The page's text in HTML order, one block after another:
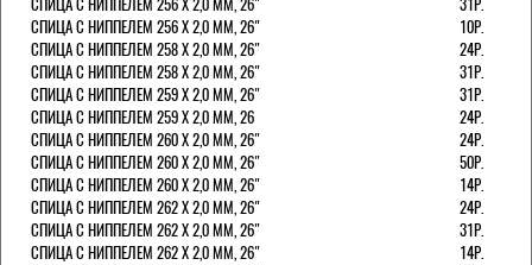
СПИЦА С НИППЕЛЕМ 256 Х 2,0 ММ, 26"
10Р.
СПИЦА С НИППЕЛЕМ 258 Х 2,0 ММ, 26"
24Р.
СПИЦА С НИППЕЛЕМ 258 Х 2,0 ММ, 26"
31Р.
СПИЦА С НИППЕЛЕМ 259 Х 2,0 ММ, 26"
31Р.
СПИЦА С НИППЕЛЕМ 259 Х 2,0 ММ, 26
24Р.
СПИЦА С НИППЕЛЕМ 260 Х 2,0 ММ, 26"
24Р.
СПИЦА С НИППЕЛЕМ 260 Х 2,0 ММ, 26"
50Р.
СПИЦА С НИППЕЛЕМ 260 Х 2,0 ММ, 26"
14Р.
СПИЦА С НИППЕЛЕМ 262 Х 2,0 ММ, 26"
24Р.
СПИЦА С НИППЕЛЕМ 262 Х 2,0 ММ, 26"
31Р.
СПИЦА С НИППЕЛЕМ 262 Х 2,0 ММ, 26"
14Р.